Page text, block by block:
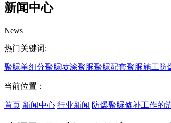
新闻中心
News
热门关键词:
聚脲单组分聚脲喷涂聚脲聚脲配套聚脲施工防
当前位置：
首页 新闻中心 行业新闻 防爆聚脲修补工作的